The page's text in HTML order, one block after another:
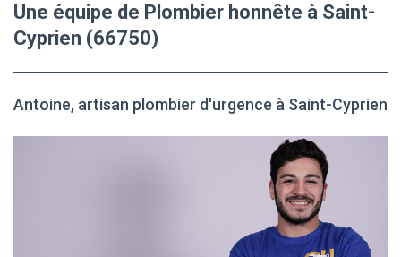
Une équipe de Plombier honnête à Saint-
Cyprien (66750)
Antoine, artisan plombier d'urgence à Saint-Cyprien